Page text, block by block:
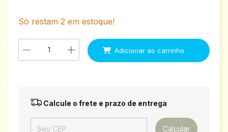
Só restam 2 em estoque!
Entregas para o CEP: Alterar CEP
Calcule o frete e prazo de entrega
Calcular